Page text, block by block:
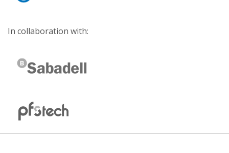
In collaboration with: